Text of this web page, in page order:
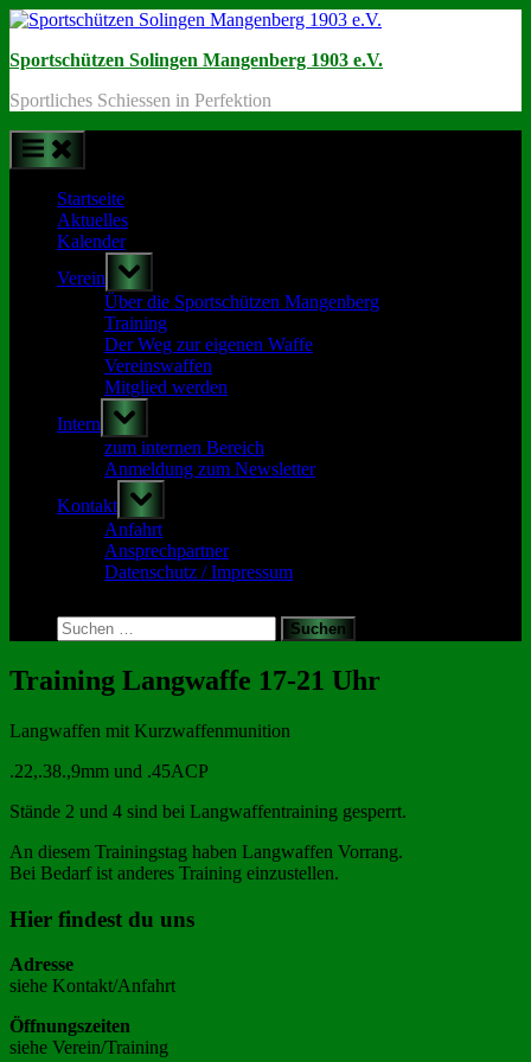
Skip
content
Sportschützen Solingen Mangenberg 1903 e.V.
Sportliches Schiessen in Perfektion
Startseite
Aktuelles
Kalender
Verein
Toggle
sub-
menu
Über die Sportschützen Mangenberg
Training
Der Weg zur eigenen Waffe
Vereinswaffen
Mitglied werden
Intern
Toggle
sub-
menu
zum internen Bereich
Anmeldung zum Newsletter
Kontakt
Toggle
sub-
menu
Anfahrt
Ansprechpartner
Datenschutz / Impressum
search
form
Suchen
nach:
Training Langwaffe 17-21 Uhr
Langwaffen mit Kurzwaffenmunition
.22,.38.,9mm und .45ACP
Stände 2 und 4 sind bei Langwaffentraining gesperrt.
An diesem Trainingstag haben Langwaffen Vorrang.
Bei Bedarf ist anderes Training einzustellen.
Hier findest du uns
Adresse
siehe Kontakt/Anfahrt
Öffnungszeiten
siehe Verein/Training